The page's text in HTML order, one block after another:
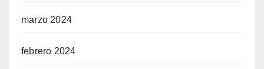
marzo 2024
febrero 2024